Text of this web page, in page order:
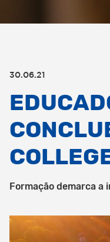
30.06.21
Formação demarca a